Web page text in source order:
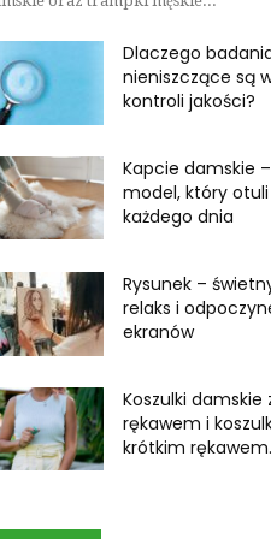
Dlaczego
nieniszczące są
kontroli jakości?
Kapcie damskie
model, który
każdego dnia
Rysunek –
relaks i
ekranów
Koszulki damskie
rękawem i
krótkim